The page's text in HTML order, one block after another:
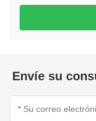
Envíe su